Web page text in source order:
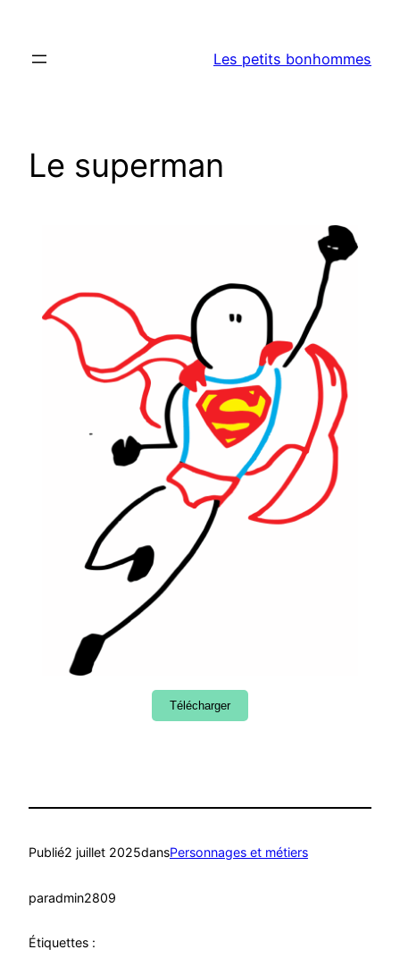
contenu
Les petits bonhommes
Le superman
Télécharger
Publié2 juillet 2025dansPersonnages et métiers
paradmin2809
Étiquettes :